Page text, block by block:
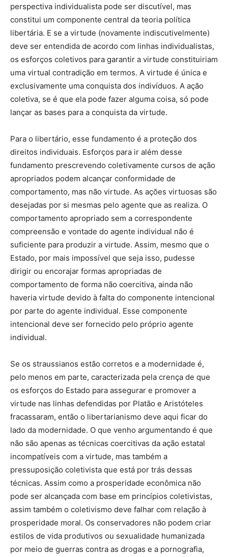
perspectiva individualista pode ser discutível, mas
constitui um componente central da teoria política
libertária. E se a virtude (novamente indiscutivelmente)
deve ser entendida de acordo com linhas individualistas,
os esforços coletivos para garantir a virtude constituiriam
uma virtual contradição em termos. A virtude é única e
exclusivamente uma conquista dos indivíduos. A ação
coletiva, se é que ela pode fazer alguma coisa, só pode
lançar as bases para a conquista da virtude.
Para o libertário, esse fundamento é a proteção dos
direitos individuais. Esforços para ir além desse
fundamento prescrevendo coletivamente cursos de ação
apropriados podem alcançar conformidade de
comportamento, mas não virtude. As ações virtuosas são
desejadas por si mesmas pelo agente que as realiza. O
comportamento apropriado sem a correspondente
compreensão e vontade do agente individual não é
suficiente para produzir a virtude. Assim, mesmo que o
Estado, por mais impossível que seja isso, pudesse
dirigir ou encorajar formas apropriadas de
comportamento de forma não coercitiva, ainda não
haveria virtude devido à falta do componente intencional
por parte do agente individual. Esse componente
intencional deve ser fornecido pelo próprio agente
individual.
Se os straussianos estão corretos e a modernidade é,
pelo menos em parte, caracterizada pela crença de que
os esforços do Estado para assegurar e promover a
virtude nas linhas defendidas por Platão e Aristóteles
fracassaram, então o libertarianismo deve aqui ficar do
lado da modernidade. O que venho argumentando é que
não são apenas as técnicas coercitivas da ação estatal
incompatíveis com a virtude, mas também a
pressuposição coletivista que está por trás dessas
técnicas. Assim como a prosperidade econômica não
pode ser alcançada com base em princípios coletivistas,
assim também o coletivismo deve falhar com relação à
prosperidade moral. Os conservadores não podem criar
estilos de vida produtivos ou sexualidade humanizada
por meio de guerras contra as drogas e a pornografia,